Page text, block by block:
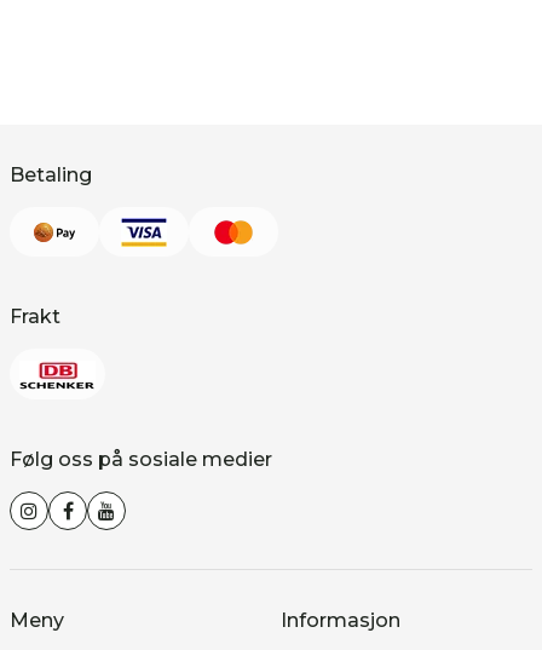
Betaling
Frakt
Følg oss på sosiale medier
Meny Informasjon